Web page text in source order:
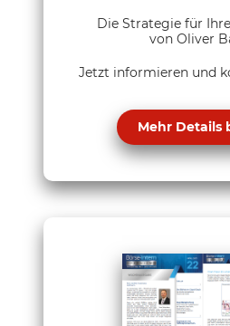
Die Strategie für
von Oliver
Jetzt informieren und
Mehr Details